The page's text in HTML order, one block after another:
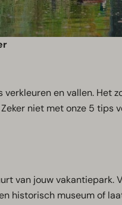
en vallen.
niet met onze 5 tips
van jouw vakantiepark.
historisch museum of